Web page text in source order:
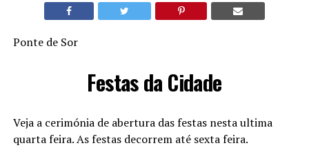
Ponte de Sor
Festas da Cidade
Veja a cerimónia de abertura das festas nesta ultima
quarta feira. As festas decorrem até sexta feira.